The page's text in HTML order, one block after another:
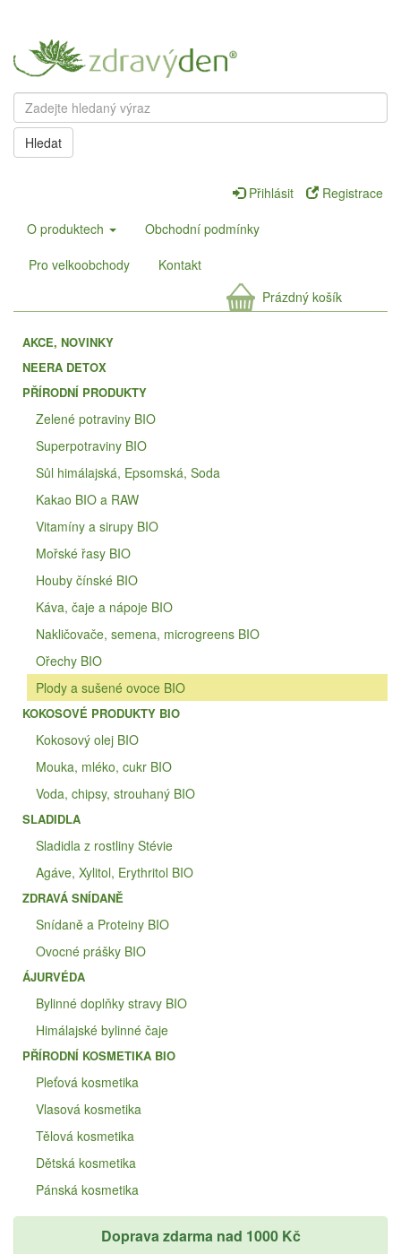
Hledat
Přihlásit
Registrace
O produktech
Obchodní podmínky
Pro velkoobchody
Kontakt
Prázdný košík
AKCE, NOVINKY
NEERA DETOX
PŘÍRODNÍ PRODUKTY
Zelené potraviny BIO
Superpotraviny BIO
Sůl himálajská, Epsomská, Soda
Kakao BIO a RAW
Vitamíny a sirupy BIO
Mořské řasy BIO
Houby čínské BIO
Káva, čaje a nápoje BIO
Nakličovače, semena, microgreens BIO
Ořechy BIO
Plody a sušené ovoce BIO
KOKOSOVÉ PRODUKTY BIO
Kokosový olej BIO
Mouka, mléko, cukr BIO
Voda, chipsy, strouhaný BIO
SLADIDLA
Sladidla z rostliny Stévie
Agáve, Xylitol, Erythritol BIO
ZDRAVÁ SNÍDANĚ
Snídaně a Proteiny BIO
Ovocné prášky BIO
ÁJURVÉDA
Bylinné doplňky stravy BIO
Himálajské bylinné čaje
PŘÍRODNÍ KOSMETIKA BIO
Pleťová kosmetika
Vlasová kosmetika
Tělová kosmetika
Dětská kosmetika
Pánská kosmetika
Doprava zdarma nad 1000 Kč